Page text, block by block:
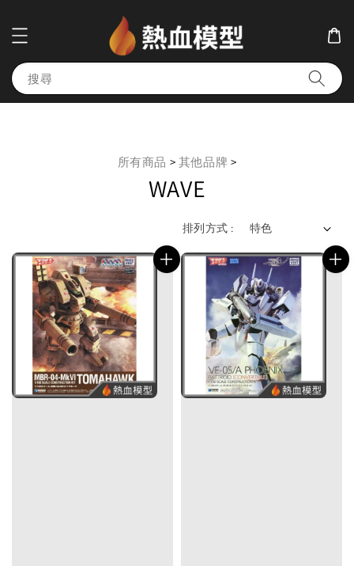
搜尋
所有商品 > 其他品牌 >
WAVE
排列方式 :